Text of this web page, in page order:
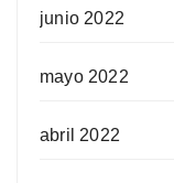
junio 2022
mayo 2022
abril 2022